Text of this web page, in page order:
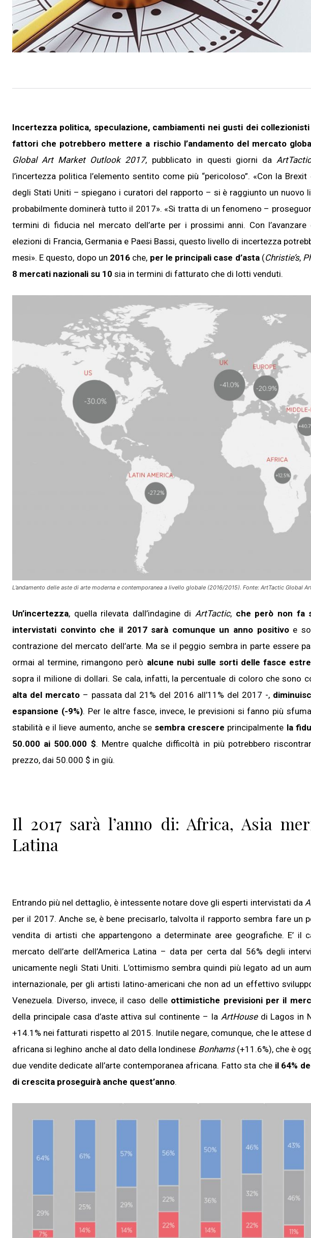
Incertezza politica, speculazione, cambiamenti nei gusti dei
fattori che potrebbero mettere a rischio l’andamento del mercato
Global Art Market Outlook 2017, pubblicato in questi giorni da
l’incertezza politica l’elemento sentito come più “pericoloso”. «Con la
degli Stati Uniti – spiegano i curatori del rapporto – si è raggiunto un nuovo
probabilmente dominerà tutto il 2017». «Si tratta di un fenomeno –
termini di fiducia nel mercato dell’arte per i prossimi anni. Con
elezioni di Francia, Germania e Paesi Bassi, questo livello di incertezza
mesi». E questo, dopo un 2016 che, per le principali case d’asta(Christie’s,
8 mercati nazionali su 10 sia in termini di fatturato che di lotti venduti.
L’andamento delle aste di arte moderna e contemporanea a livello globale (2016/2015). Fonte: ArtTactic Global
Un’incertezza, quella rilevata dall’indagine di ArtTactic, che però non fa
intervistati convinto che il 2017 sarà comunque un anno positivoe
contrazione del mercato dell’arte. Ma se il peggio sembra in parte essere
ormai al termine, rimangono però alcune nubi sulle sorti delle fasce
sopra il milione di dollari. Se cala, infatti, la percentuale di coloro che sono
alta del mercato– passata dal 21% del 2016 all’11% del 2017 -,
espansione (-9%). Per le altre fasce, invece, le previsioni si fanno più
stabilità e il lieve aumento, anche se sembra crescere principalmente la
50.000 ai 500.000 $. Mentre qualche difficoltà in più potrebbero
prezzo, dai 50.000 $ in giù.
Il 2017 sarà l’anno di: Africa, Asia
Latina
Entrando più nel dettaglio, è intessente notare dove gli esperti intervistati da
per il 2017. Anche se, è bene precisarlo, talvolta il rapporto sembra fare un
vendita di artisti che appartengono a determinate aree geografiche. E’ il
mercato dell’arte dell’America Latina – data per certa dal 56% degli
unicamente negli Stati Uniti. L’ottimismo sembra quindi più legato ad un
internazionale, per gli artisti latino-americani che non ad un effettivo
Venezuela. Diverso, invece, il caso delle ottimistiche previsioni per il
della principale casa d’aste attiva sul continente – la ArtHousedi Lagos in
+14.1% nei fatturati rispetto al 2015. Inutile negare, comunque, che le attese
africana si leghino anche al dato della londinese Bonhams(+11.6%), che è
due vendite dedicate all’arte contemporanea africana. Fatto sta che il 64%
di crescita proseguirà anche quest’anno.